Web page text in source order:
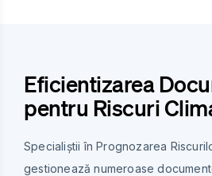
Eficientizarea
pentru Riscuri
Specialiștii în Prognozarea
gestionează numeroase